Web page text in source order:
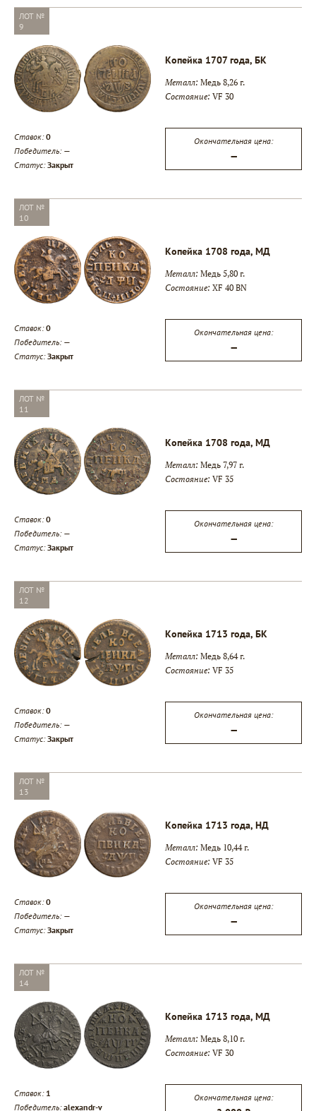
▾
ЛОТ №
9
Копейка 1707 года, БК
Металл: Медь 8,26 г.
Состояние: VF 30
Ставок:0
Победитель: —
Статус:Закрыт
Окончательная цена:
—
ЛОТ №
10
Копейка 1708 года, МД
Металл: Медь 5,80 г.
Состояние: XF 40 BN
Ставок:0
Победитель: —
Статус:Закрыт
Окончательная цена:
—
ЛОТ №
11
Копейка 1708 года, МД
Металл: Медь 7,97 г.
Состояние: VF 35
Ставок:0
Победитель: —
Статус:Закрыт
Окончательная цена:
—
ЛОТ №
12
Копейка 1713 года, БК
Металл: Медь 8,64 г.
Состояние: VF 35
Ставок:0
Победитель: —
Статус:Закрыт
Окончательная цена:
—
ЛОТ №
13
Копейка 1713 года, НД
Металл: Медь 10,44 г.
Состояние: VF 35
Ставок:0
Победитель: —
Статус:Закрыт
Окончательная цена:
—
ЛОТ №
14
Копейка 1713 года, МД
Металл: Медь 8,10 г.
Состояние: VF 30
Ставок: 1
Победитель: alexandr-v
Окончательная цена: